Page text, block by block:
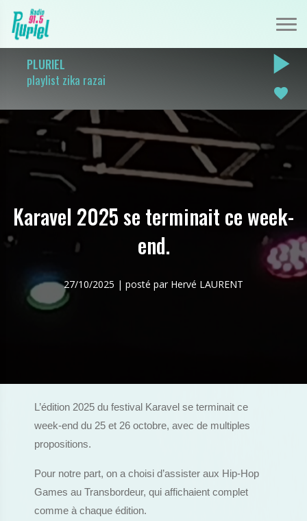
PLURIEL
playlist zika razai
play_arrow
favorite
Karavel 2025 se terminait ce week-
end.
27/10/2025 | posté par Hervé LAURENT
L’édition 2025 du festival Karavel se terminait ce
week-end du 25 et 26 octobre, avec de multiples
propositions.
Pour notre part, on a choisi d’assister aux Hip-Hop
Games au Transbordeur, qui affichaient complet
comme à chaque édition.